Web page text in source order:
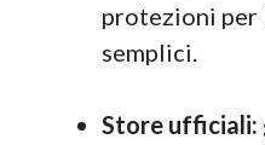
protezioni per
semplici.
Store ufficiali: